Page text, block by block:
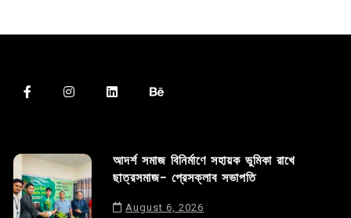
আদর্শ সমাজ বিনির্মাণে সহায়ক ভুমিকা রাখে
ছাত্রসমাজ- প্রেসক্লাব সভাপতি
August 6, 2026